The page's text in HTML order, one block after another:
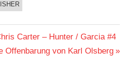
Carter – Hunter / Garcia #4
Offenbarung von Karl Olsberg